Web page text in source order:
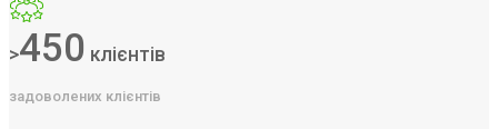
>450 клієнтів
задоволених клієнтів